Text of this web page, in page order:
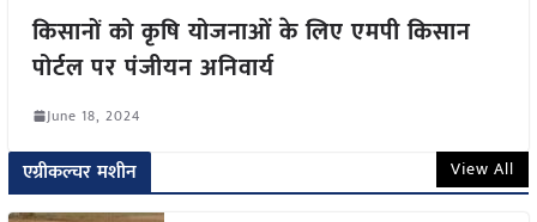
किसानों को कृषि योजनाओं के लिए एमपी किसान
पोर्टल पर पंजीयन अनिवार्य
June 18, 2024
एग्रीकल्चर मशीन View All